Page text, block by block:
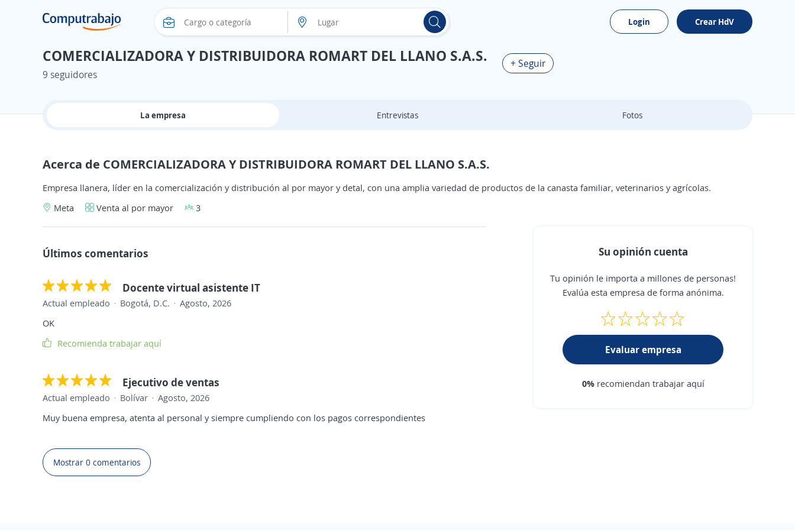
Login Crear HdV
COMERCIALIZADORA Y DISTRIBUIDORA ROMART DEL LLANO S.A.S.
9 seguidores
+ Seguir
La empresa Entrevistas Fotos
Acerca de COMERCIALIZADORA Y DISTRIBUIDORA ROMART DEL LLANO S.A.S.
Empresa llanera, líder en la comercialización y distribución al por mayor y detal, con una amplia variedad de productos de la canasta familiar, veterinarios y agrícolas.
Meta
Venta al por mayor 3
Últimos comentarios
Docente virtual asistente IT
Actual empleado Bogotá, D.C.
Agosto, 2026
OK
Recomienda trabajar aquí
Ejecutivo de ventas
Actual empleado Bolívar
Agosto, 2026
Muy buena empresa, atenta al personal y siempre cumpliendo con los pagos correspondientes
Mostrar 0 comentarios
Su opinión cuenta
Tu opinión le importa a millones de personas!
Evalúa esta empresa de forma anónima.
Evaluar empresa
0%recomiendan trabajar aquí